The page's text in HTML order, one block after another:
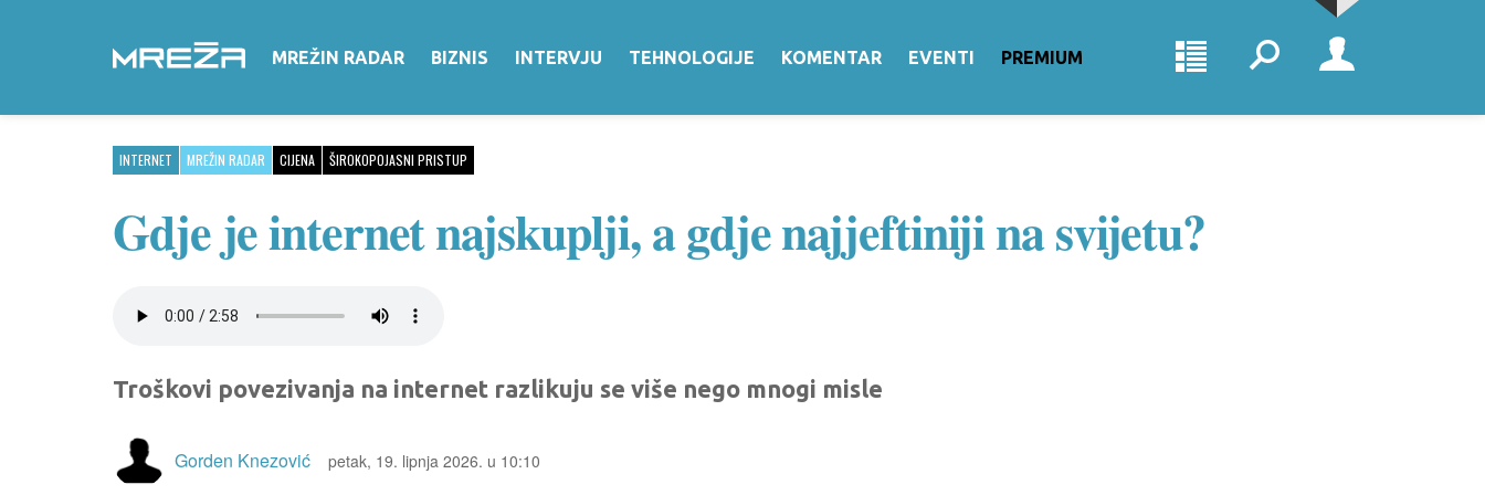
MREŽIN RADAR BIZNIS INTERVJU TEHNOLOGIJE KOMENTAR EVENTI PREMIUM
INTERNET MREŽIN RADAR CIJENA ŠIROKOPOJASNI PRISTUP
Gdje je internet najskuplji, a gdje najjeftiniji na svijetu?
Troškovi povezivanja na internet razlikuju se više nego mnogi misle
Gorden Knezović petak, 19. lipnja 2026. u 10:10